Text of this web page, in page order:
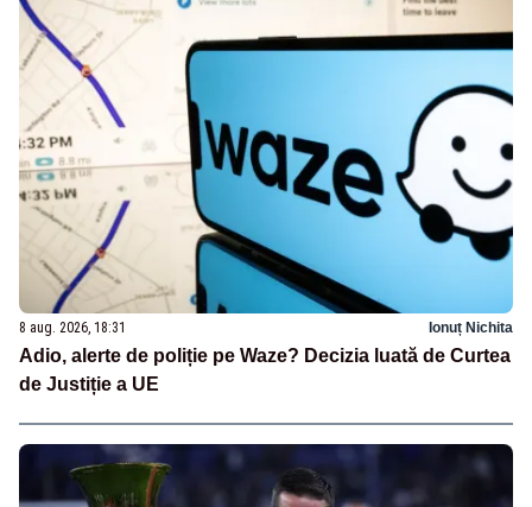
8 aug. 2026, 18:31 Ionuț Nichita
Adio, alerte de poliție pe Waze? Decizia luată de Curtea
de Justiție a UE